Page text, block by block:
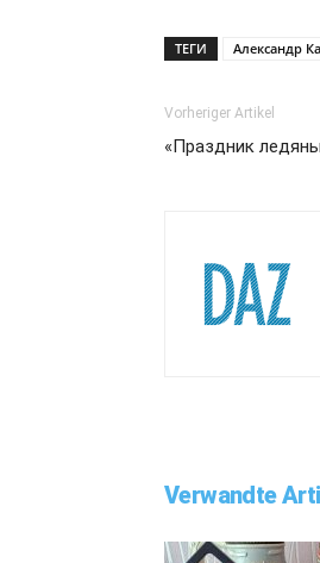
ТЕГИ Александр
Vorheriger Artikel
«Праздник
Verwandte